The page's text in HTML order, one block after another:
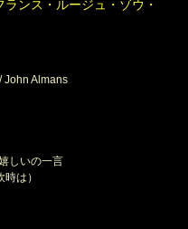
ランス・ルージュ・ゾウ・
John Almans
しいの一言
は）